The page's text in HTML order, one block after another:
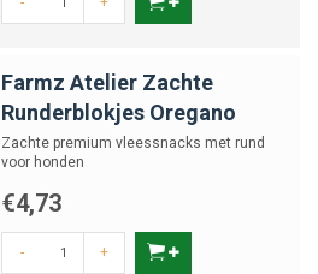
Farmz Atelier Zachte
Runderblokjes Oregano
Zachte premium vleessnacks met rund
voor honden
€4,73
- +